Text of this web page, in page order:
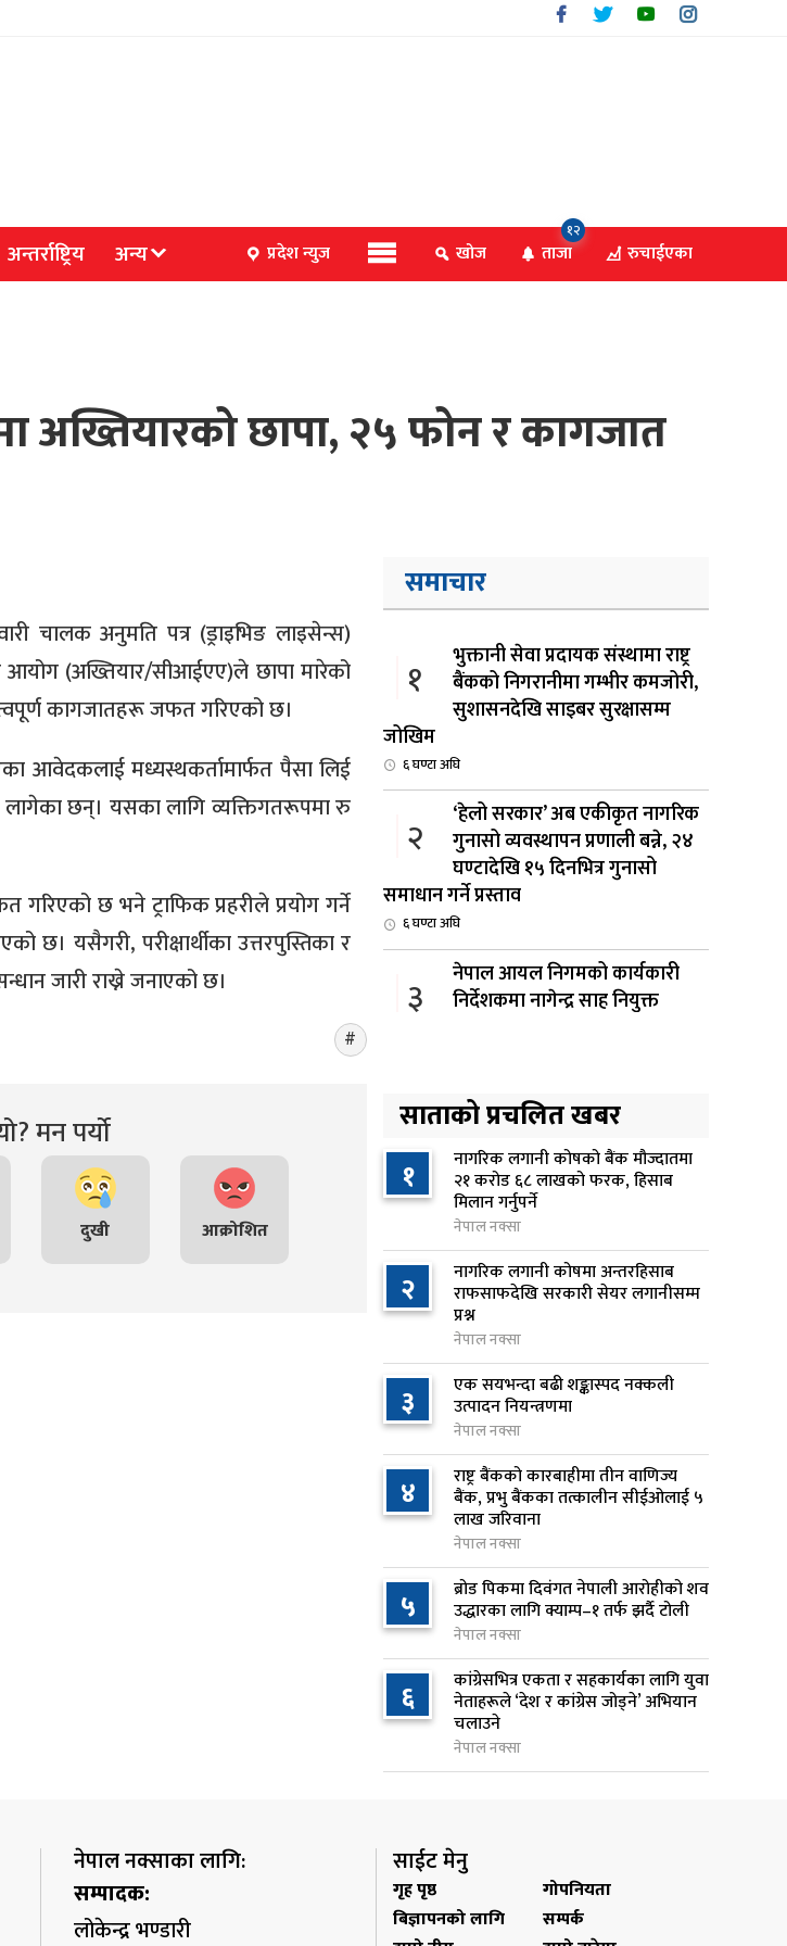
अन्तर्राष्ट्रिय अन्य प्रदेश न्युज खोज ताजा
१२
रुचाईएका
अख्तियारको छापा, २५ फोन र कागजात
चालक अनुमति पत्र (ड्राइभिङ लाइसेन्स)
आयोग (अख्तियार/सीआईएए)ले छापा मारेको
कागजातहरू जफत गरिएको छ।
आवेदकलाई मध्यस्थकर्तामार्फत पैसा लिई
लागेका छन्। यसका लागि व्यक्तिगतरूपमा रु
गरिएको छ भने ट्राफिक प्रहरीले प्रयोग गर्ने
यसैगरी, परीक्षार्थीका उत्तरपुस्तिका र
जारी राख्ने जनाएको छ।
मन पर्यो
दुखी आक्रोशित
समाचार
१
भुक्तानी सेवा प्रदायक संस्थामा राष्ट्र
बैंकको निगरानीमा गम्भीर कमजोरी,
सुशासनदेखि साइबर सुरक्षासम्म
जोखिम
६ घण्टा अघि
२
‘हेलो सरकार’ अब एकीकृत नागरिक
गुनासो व्यवस्थापन प्रणाली बन्ने, २४
घण्टादेखि १५ दिनभित्र गुनासो
समाधान गर्ने प्रस्ताव
६ घण्टा अघि
३
नेपाल आयल निगमको कार्यकारी
निर्देशकमा नागेन्द्र साह नियुक्त
४
प्राथमिकता दिँदै त्रिभुवन
विश्वविद्यालयले नयाँ नीति तथा
कार्यक्रम ल्याउने
८ घण्टा अघि
५
सरकारद्वारा राष्ट्रसेवक कर्मचारीको
नयाँ तलबमान स्वीकृत, न्यूनतम तलब
२८ हजार ९८४ रुपैयाँ
९ घण्टा अघि
६
सिद्धबाबा सुरुङ निर्माणमा ३ अर्ब १
करोड खर्च, २०८३ फागुनको
समयसीमा
१५ घण्टा अघि
७
निम्सदाइसहित चार पर्वतारोहीको शव
बेस क्याम्पमा ल्याइयो
१ दिन अघि
८
सुनसरी र सिरहाका घटनाका
पीडितलाई राहत र उपचार दिने
सरकारको निर्णय
१ दिन अघि
९
कृषि क्षेत्रलाई आत्मनिर्भर बनाउने
लक्ष्यसहित राष्ट्रिय कृषि नीति २०८३
१०
नेपाल टेलिकमले बक्यौता महसुलमा
जरिवाना छुट दिने
१ दिन अघि
साताको प्रचलित खबर
१ नागरिक लगानी कोषको बैंक मौज्दातमा
२१ करोड ६८ लाखको फरक, हिसाब
मिलान गर्नुपर्ने
नेपाल नक्सा
२ नागरिक लगानी कोषमा अन्तरहिसाब
राफसाफदेखि सरकारी सेयर लगानीसम्म
प्रश्न
नेपाल नक्सा
३ एक सयभन्दा बढी शङ्कास्पद नक्कली
उत्पादन नियन्त्रणमा
नेपाल नक्सा
४ राष्ट्र बैंकको कारबाहीमा तीन वाणिज्य
बैंक, प्रभु बैंकका तत्कालीन सीईओलाई ५
लाख जरिवाना
नेपाल नक्सा
५ ब्रोड पिकमा दिवंगत नेपाली आरोहीको शव
उद्धारका लागि क्याम्प–१ तर्फ झर्दै टोली
नेपाल नक्सा
६ कांग्रेसभित्र एकता र सहकार्यका लागि युवा
नेताहरूले ‘देश र कांग्रेस जोड्ने’ अभियान
चलाउने
नेपाल नक्सा
नेपाल नक्साका लागि:
सम्पादक:
लोकेन्द्र भण्डारी
साईट मेनु
गृह पृष्ठ
गोपनियता
बिज्ञापनको लागि
सम्पर्क